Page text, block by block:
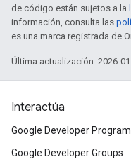
de código están sujetos a la
información, consulta las
es una marca registrada de
Última actualización: 2026-
Interactúa
Google Developer Program
Google Developer Groups